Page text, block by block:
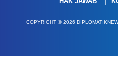
COPYRIGHT © 2026